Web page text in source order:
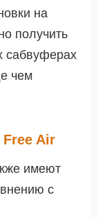
на
получить
сабвуферах
чем
Air
имеют
с